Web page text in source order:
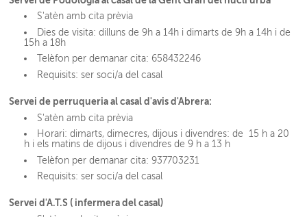
S'atèn amb cita prèvia
Dies de visita: dilluns de 9h a 14h i dimarts de 9h a 14h i de
15h a 18h
Telèfon per demanar cita: 658432246
Requisits: ser soci/a del casal
Servei de perruqueria al casal d'avis d'Abrera:
S'atèn amb cita prèvia
Horari: dimarts, dimecres, dijous i divendres: de 15 h a 20
h i els matins de dijous i divendres de 9 h a 13 h
Telèfon per demanar cita: 937703231
Requisits: ser soci/a del casal
Servei d'A.T.S ( infermera del casal)